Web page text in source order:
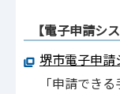
【電子申請シ
堺市電子申請
「申請でき